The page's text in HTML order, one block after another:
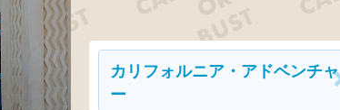
カリフォルニア・アドベンチャ
ー